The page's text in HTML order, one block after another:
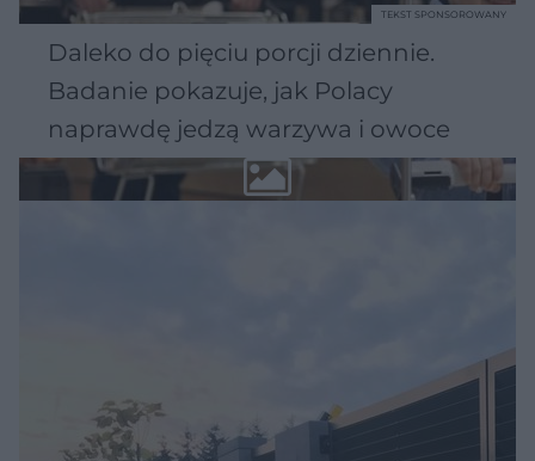
Daleko do pięciu porcji dziennie.
Badanie pokazuje, jak Polacy
naprawdę jedzą warzywa i owoce
TEKST SPONSOROWANY